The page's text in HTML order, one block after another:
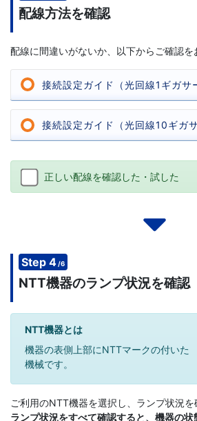
配線方法を確認
配線に間違いがないか、以下からご確認を
接続設定ガイド（光回線1ギガサ
接続設定ガイド（光回線10ギガサ
正しい配線を確認した・試した
Step 4/6
NTT機器のランプ状況を確認
NTT機器とは
機器の表側上部にNTTマークの付いた
機械です。
ご利用のNTT機器を選択し、ランプ状況を
ランプ状況をすべて確認すると、機器の状